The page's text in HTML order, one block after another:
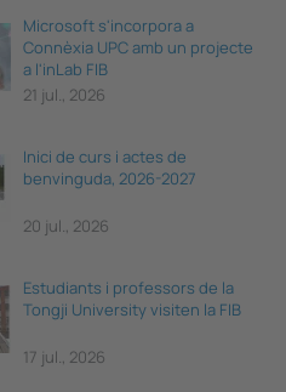
Microsoft s'incorpora a
Connèxia UPC amb un projecte
a l'inLab FIB
21 jul., 2026
Inici de curs i actes de
benvinguda, 2026-2027
20 jul., 2026
Estudiants i professors de la
Tongji University visiten la FIB
17 jul., 2026